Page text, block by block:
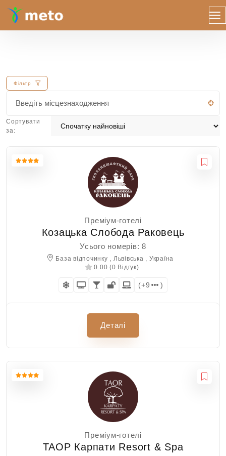
Фільтр
Сортувати
за:
Преміум-готелі
Козацька Слобода Раковець
Усього номерів: 8
База відпочинку , Львівська , Україна
0.00 (0 Відгук)
(+9 )
Деталі
Преміум-готелі
ТАОР Карпати Resort & Spa